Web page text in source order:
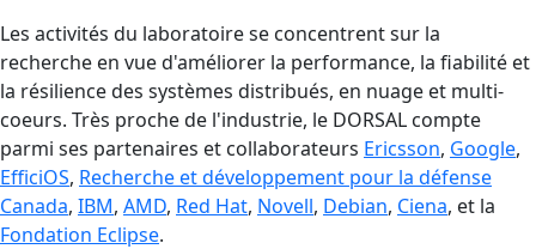
Les activités du laboratoire se concentrent sur la
recherche en vue d'améliorer la performance, la fiabilité et
la résilience des systèmes distribués, en nuage et multi-
coeurs. Très proche de l'industrie, le DORSAL compte
parmi ses partenaires et collaborateurs Ericsson, Google,
EfficiOS​, Recherche et développement pour la défense
Canada, IBM, AMD, Red Hat, Novell, Debian, Ciena, et la
Fondation Eclipse.